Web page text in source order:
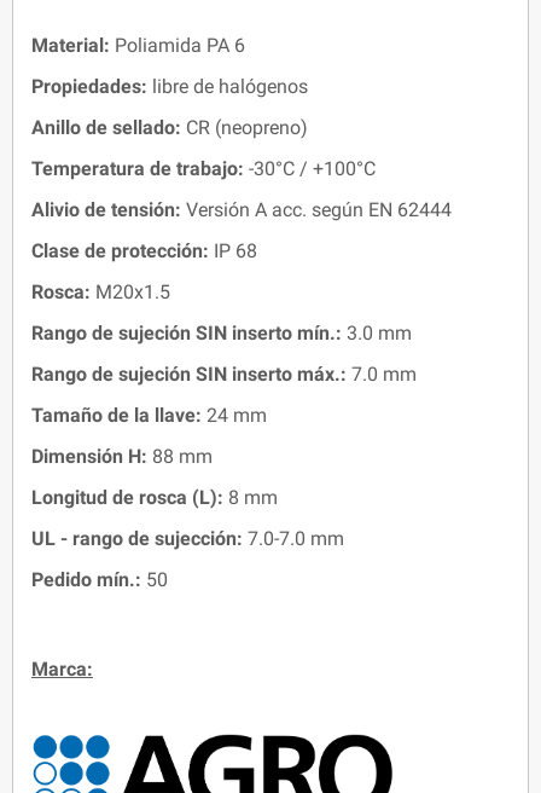
Material: Poliamida PA 6
Propiedades: libre de halógenos
Anillo de sellado: CR (neopreno)
Temperatura de trabajo: -30°C / +100°C
Alivio de tensión: Versión A acc. según EN 62444
Clase de protección: IP 68
Rosca: M20x1.5
Rango de sujeción SIN inserto mín.: 3.0 mm
Rango de sujeción SIN inserto máx.: 7.0 mm
Tamaño de la llave: 24 mm
Dimensión H: 88 mm
Longitud de rosca (L): 8 mm
UL - rango de sujección: 7.0-7.0 mm
Pedido mín.: 50
Marca: